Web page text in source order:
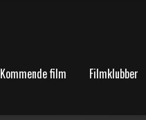
Kommende film Filmklubber